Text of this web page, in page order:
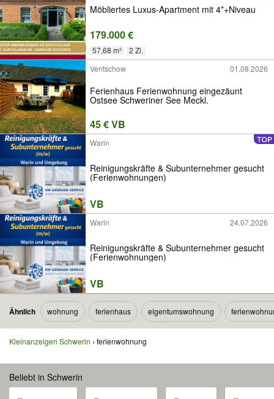
Möbliertes Luxus-Apartment mit 4*+Niveau
179.000 €
57,68 m²
2 Zi.
Ventschow
01.08.2026
Ferienhaus Ferienwohnung eingezäunt
Ostsee Schweriner See Meckl.
45 € VB
Warin
Reinigungskräfte & Subunternehmer gesucht
(Ferienwohnungen)
VB
Warin 24.07.2026
Reinigungskräfte & Subunternehmer gesucht
(Ferienwohnungen)
VB
Ähnlich wohnung ferienhaus eigentumswohnung
Kleinanzeigen Schwerin ferienwohnung
Beliebt in Schwerin